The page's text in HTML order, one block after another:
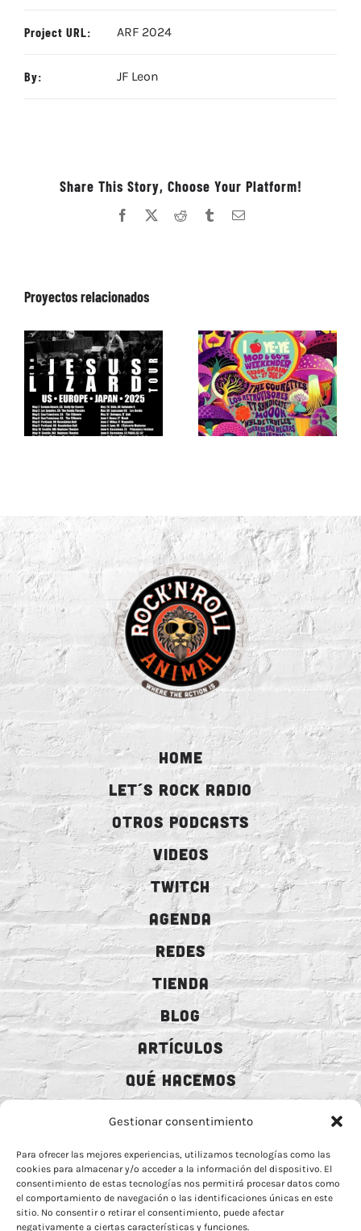
Gestionar consentimiento
Para ofrecer las mejores experiencias, utilizamos tecnologías como las
cookies para almacenar y/o acceder a la información del dispositivo. El
consentimiento de estas tecnologías nos permitirá procesar datos como
el comportamiento de navegación o las identificaciones únicas en este
sitio. No consentir o retirar el consentimiento, puede afectar
negativamente a ciertas características y funciones.
Project URL: ARF 2024
By: JF Leon
Share This Story, Choose Your Platform!
Facebook Reddit TumblrCorreo
Proyectos relacionados
HOME
LET´S ROCK RADIO
OTROS PODCASTS
VIDEOS
TWITCH
AGENDA
REDES
TIENDA
BLOG
ARTÍCULOS
QUÉ HACEMOS
MECENAZGO
CONTACTO
BIO